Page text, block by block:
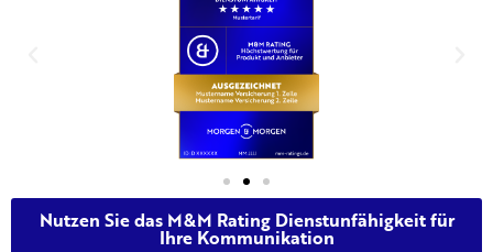
Nutzen Sie das M&M Rating Dienstunfähigkeit für
Ihre Kommunikation